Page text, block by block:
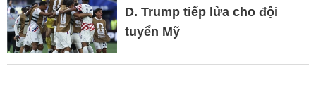
D. Trump tiếp lửa cho đội
tuyển Mỹ